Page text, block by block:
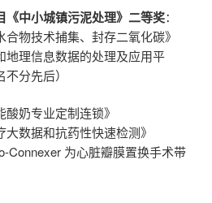
中小城镇污泥处理》 二等奖：
物技术捕集、封存二氧化碳》
地理信息数据的处理及应用平
分先后）
奶专业定制连锁》
数据和抗药性快速检测》
Connexer 为心脏瓣膜置换手术带